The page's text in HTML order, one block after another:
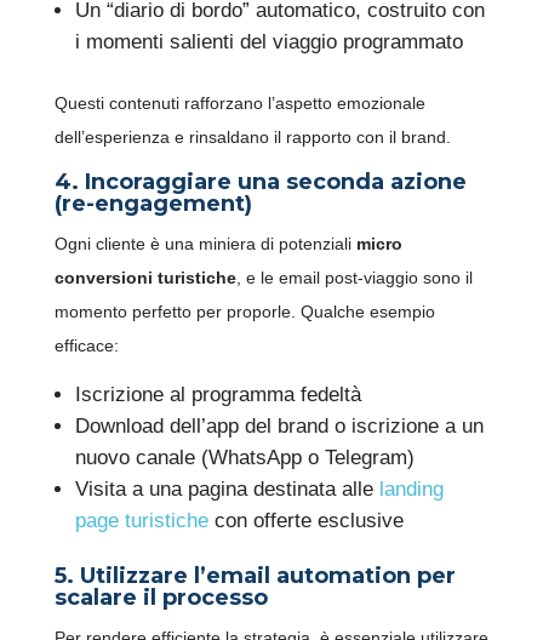
Un “diario di bordo” automatico, costruito con
i momenti salienti del viaggio programmato
Questi contenuti rafforzano l’aspetto emozionale
dell’esperienza e rinsaldano il rapporto con il brand.
4. Incoraggiare una seconda azione
(re-engagement)
Ogni cliente è una miniera di potenziali micro
conversioni turistiche, e le email post-viaggio sono il
momento perfetto per proporle. Qualche esempio
efficace:
Iscrizione al programma fedeltà
Download dell’app del brand o iscrizione a un
nuovo canale (WhatsApp o Telegram)
Visita a una pagina destinata alle landing
page turistichecon offerte esclusive
5. Utilizzare l’email automation per
scalare il processo